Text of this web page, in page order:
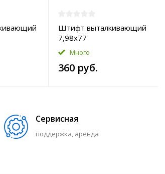
Штифт выталкивающий
7,98x77
Много
360 руб.
Сервисная
поддержка, аренда